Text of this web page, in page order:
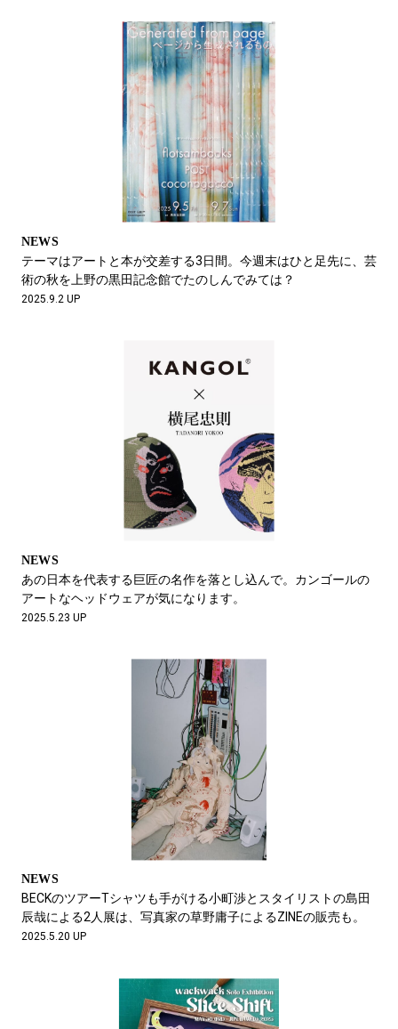
NEWS
テーマはアートと本が交差する3日間。今週末はひと足先に、芸
術の秋を上野の黒田記念館でたのしんでみては？
2025.9.2 UP
NEWS
あの日本を代表する巨匠の名作を落とし込んで。カンゴールの
アートなヘッドウェアが気になります。
2025.5.23 UP
NEWS
BECKのツアーTシャツも手がける小町渉とスタイリストの島田
辰哉による2人展は、写真家の草野庸子によるZINEの販売も。
2025.5.20 UP